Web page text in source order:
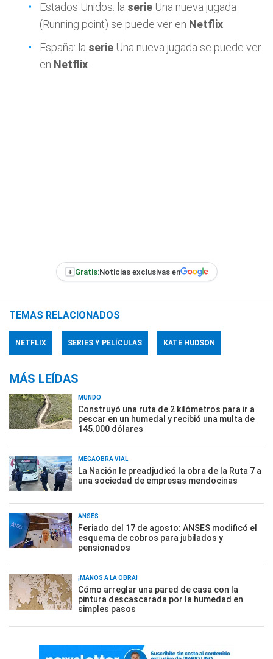
Estados Unidos: la serie Una nueva jugada
(Running point) se puede ver en Netflix
España: la serie Una nueva jugada se puede ver
en Netflix
+ Gratis:Noticias exclusivas en
TEMAS RELACIONADOS
NETFLIX SERIES Y PELÍCULAS KATE HUDSON
MÁS LEÍDAS
MUNDO
Construyó una ruta de 2 kilómetros para ir a
pescar en un humedal y recibió una multa de
145.000 dólares
MEGAOBRA VIAL
La Nación le preadjudicó la obra de la Ruta 7 a
una sociedad de empresas mendocinas
ANSES
Feriado del 17 de agosto: ANSES modificó el
esquema de cobros para jubilados y
pensionados
¡MANOS A LA OBRA!
Cómo arreglar una pared de casa con la
pintura descascarada por la humedad en
simples pasos